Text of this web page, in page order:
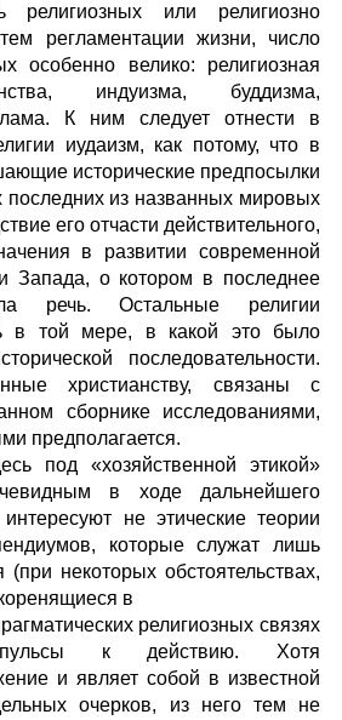
религиозных или религиозно
регламентации жизни, число
особенно велико: религиозная
индуизма, буддизма,
К ним следует отнести в
иудаизм, как потому, что в
исторические предпосылки
последних из названных мировых
его отчасти действительного,
в развитии современной
Запада, о котором в последнее
речь. Остальные религии
в той мере, в какой это было
последовательности.
христианству, связаны с
сборнике исследованиями,
предполагается.
под «хозяйственной этикой»
в ходе дальнейшего
не этические теории
которые служат лишь
(при некоторых обстоятельствах,
в
религиозных связях
к действию. Хотя
и являет собой в известной
очерков, из него тем не